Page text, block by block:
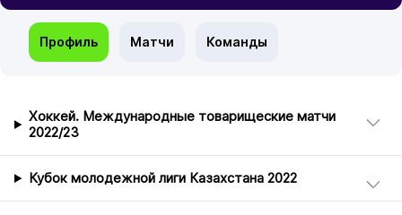
Профиль Матчи Команды
Хоккей. Международные товарищеские матчи
2022/23
Кубок молодежной лиги Казахстана 2022